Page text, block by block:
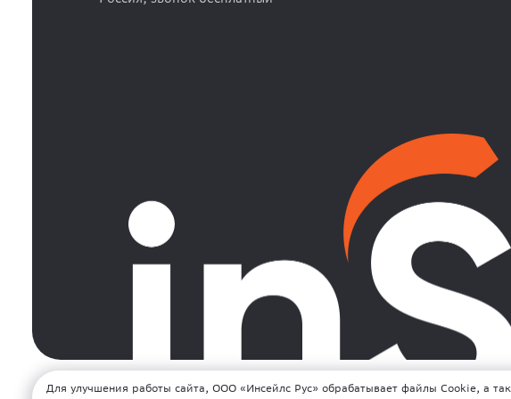
© 2008-2026. Все права защищены. ООО «Инсейлс
Для улучшения работы сайта, ООО «Инсейлс Рус» обрабатывает файлы Cookie, а